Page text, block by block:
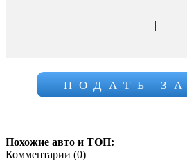
|
ПОДАТЬ
Похожие авто и ТОП:
Комментарии (0)